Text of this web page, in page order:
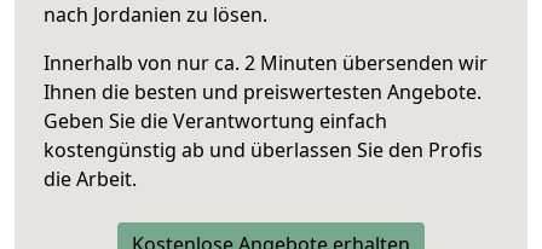
nach Jordanien zu lösen.
Innerhalb von nur ca. 2 Minuten übersenden wir
Ihnen die besten und preiswertesten Angebote.
Geben Sie die Verantwortung einfach
kostengünstig ab und überlassen Sie den Profis
die Arbeit.